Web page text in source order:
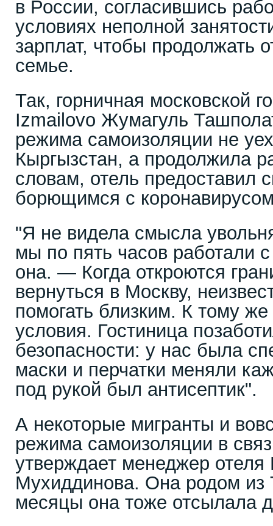
в России, согласившись
условиях неполной
зарплат, чтобы продолжать
семье.
Так, горничная московской
Izmailovo Жумагуль
режима самоизоляции не
Кыргызстан, а продолжила
словам, отель предоставил
борющимся с
"Я не видела смысла
мы по пять часов работали
она. — Когда откроются
вернуться в Москву,
помогать близким. К тому
условия. Гостиница
безопасности: у нас была
маски и перчатки меняли
под рукой был антисептик".
А некоторые мигранты и
режима самоизоляции в
утверждает менеджер отеля
Мухиддинова. Она родом из
месяцы она тоже отсылала